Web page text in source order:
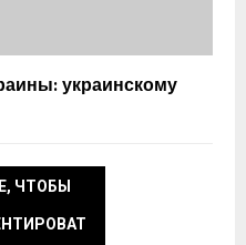
украинскому
ЧТОБЫ